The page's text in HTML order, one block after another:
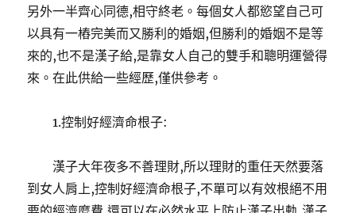
另外一半齊心同德,相守終老。每個女人都慾望自己可
以具有一樁完美而又勝利的婚姻,但勝利的婚姻不是等
來的,也不是漢子給,是靠女人自己的雙手和聰明運營得
來。在此供給一些經歷,僅供參考。
1.控制好經濟命根子:
漢子大年夜多不善理財,所以理財的重任天然要落
到女人肩上,控制好經濟命根子,不單可以有效根絕不用